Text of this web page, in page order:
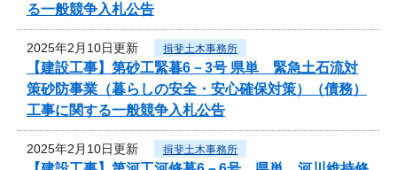
る一般競争入札公告
2025年2月10日更新 揖斐土木事務所
【建設工事】第砂工緊暮6－3号 県単 緊急土石流対
策砂防事業（暮らしの安全・安心確保対策）（債務）
工事に関する一般競争入札公告
2025年2月10日更新 揖斐土木事務所